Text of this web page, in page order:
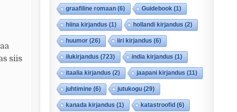
siis
graafiline romaan(6) Guidebook(1)
hiina kirjandus(1) hollandi kirjandus(2)
huumor(26) iiri kirjandus(6)
ilukirjandus(723) india kirjandus(1)
itaalia kirjandus(2) jaapani kirjandus(11)
juhtimine(6) jutukogu(29)
kanada kirjandus(1) katastroofid(6)